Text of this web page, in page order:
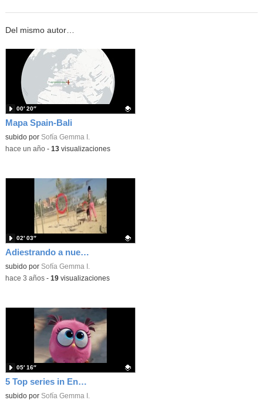
Del mismo autor…
Mapa Spain-Bali
Contenido educativo.
subido por Sofía Gemma I.
00′ 20″
-hace un año- 13visualizaciones
Adiestrando a nuestras mascotas
Contenido educativo.
subido por Sofía Gemma I.
02′ 03″
-hace 3 años- 19visualizaciones
5 Top series in English
Contenido educativo.
subido por Sofía Gemma I.
05′ 16″